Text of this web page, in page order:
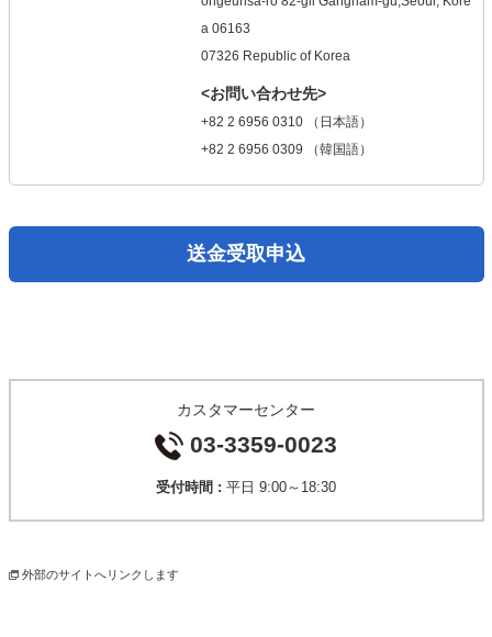
a 06163
07326 Republic of Korea
<お問い合わせ先>
+82 2 6956 0310 （日本語）
+82 2 6956 0309 （韓国語）
送金受取申込
カスタマーセンター
03-3359-0023
受付時間 : 平日 9:00～18:30
外部のサイトへリンクします